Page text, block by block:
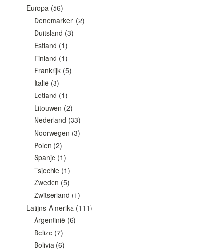
Europa(56)
Denemarken (2)
Duitsland (3)
Estland (1)
Finland (1)
Frankrijk (5)
Italië (3)
Letland (1)
Litouwen (2)
Nederland (33)
Noorwegen (3)
Polen (2)
Spanje (1)
Tsjechie (1)
Zweden (5)
Zwitserland (1)
Latijns-Amerika (111)
Argentinië (6)
Belize (7)
Bolivia (6)